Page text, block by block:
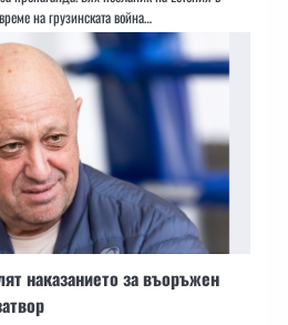
на грузинската война…
наказанието за въоръжен